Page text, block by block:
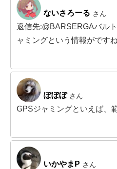
ないさろーる さん
返信先:@BARSERGAバル
ャミングという情報がです
ぼぼぼ さん
GPSジャミングといえば、
いかやまP さん